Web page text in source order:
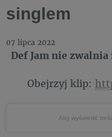
singlem
07 lipca 2022
Def Jam nie
Obejrzyj klip:
Aby wyświetlić